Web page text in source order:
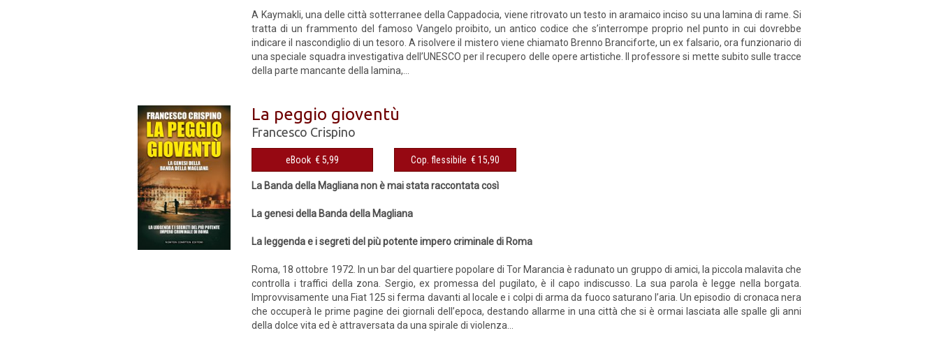
A Kaymakli, una delle città sotterranee della Cappadocia, viene ritrovato un testo in aramaico inciso su una lamina di rame. Si
tratta di un frammento del famoso Vangelo proibito, un antico codice che s’interrompe proprio nel punto in cui dovrebbe
indicare il nascondiglio di un tesoro. A risolvere il mistero viene chiamato Brenno Branciforte, un ex falsario, ora funzionario di
una speciale squadra investigativa dell’UNESCO per il recupero delle opere artistiche. Il professore si mette subito sulle tracce
della parte mancante della lamina,...
La peggio gioventù
Francesco Crispino
eBook € 5,99 Cop. flessibile € 15,90
La Banda della Magliana non è mai stata raccontata così
La genesi della Banda della Magliana
La leggenda e i segreti del più potente impero criminale di Roma
Roma, 18 ottobre 1972. In un bar del quartiere popolare di Tor Marancia è radunato un gruppo di amici, la piccola malavita che
controlla i traffici della zona. Sergio, ex promessa del pugilato, è il capo indiscusso. La sua parola è legge nella borgata.
Improvvisamente una Fiat 125 si ferma davanti al locale e i colpi di arma da fuoco saturano l’aria. Un episodio di cronaca nera
che occuperà le prime pagine dei giornali dell’epoca, destando allarme in una città che si è ormai lasciata alle spalle gli anni
della dolce vita ed è attraversata da una spirale di violenza...